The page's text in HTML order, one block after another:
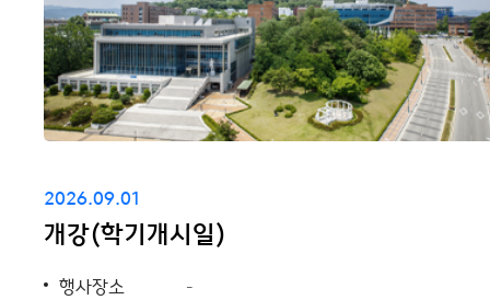
2026.09.01
개강(학기개시일)
행사장소 -